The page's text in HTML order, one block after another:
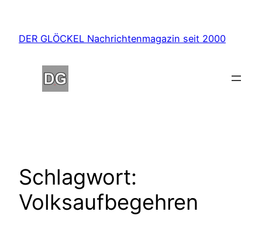
springen
DER GLÖCKEL Nachrichtenmagazin seit 2000
Schlagwort:
Volksaufbegehren